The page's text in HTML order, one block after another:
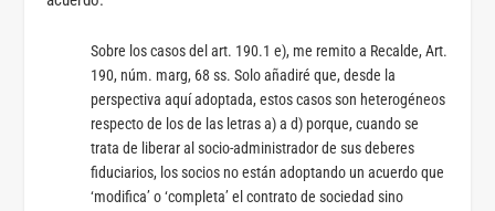
Sobre los casos del art. 190.1 e), me remito a Recalde, Art.
190, núm. marg, 68 ss. Solo añadiré que, desde la
perspectiva aquí adoptada, estos casos son heterogéneos
respecto de los de las letras a) a d) porque, cuando se
trata de liberar al socio-administrador de sus deberes
fiduciarios, los socios no están adoptando un acuerdo que
‘modifica’ o ‘completa’ el contrato de sociedad sino